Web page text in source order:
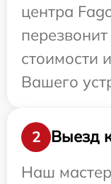
центра
стоимости
Вашего
2
Выезд
Наш